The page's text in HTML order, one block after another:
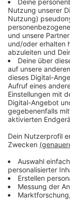
sollen jeweils
zeitweise
Staus
Radwege fertig
wegen des
werden
Bei dem
werden.
bleibt.
Anzeige
Mehr Infos
Anzeige